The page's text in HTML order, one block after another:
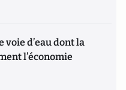
voie d’eau dont la
l’économie